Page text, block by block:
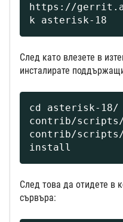
https://
k asterisk-18
След като влезете в
инсталирате
cd asterisk-18/
contrib/scripts/
contrib/
install
След това да отидете в
сървъра: